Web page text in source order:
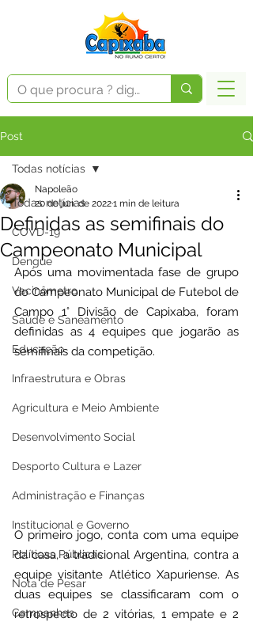
Post
Todas notícias
COVD-19
Dengue
Vacinômetro
Saúde e Saneamento
Educação
Infraestrutura e Obras
Agricultura e Meio Ambiente
Desenvolvimento Social
Desporto Cultura e Lazer
Administração e Finanças
Institucional e Governo
Políticas Públicas
Nota de Pesar
Campanhas
Todas notícias
Definidas as semifinais do
Campeonato Municipal
Napoleão
20 de jun. de 20221 min de leitura
Após uma movimentada fase de grupo
do Campeonato Municipal de Futebol de
Campo 1° Divisão de Capixaba, foram
definidas as 4 equipes que jogarão as
semifinais da competição.
O primeiro jogo, conta com uma equipe
da casa, a tradicional Argentina, contra a
equipe visitante Atlético Xapuriense. As
duas equipes se classificaram com o
retrospecto de 2 vitórias, 1 empate e 2